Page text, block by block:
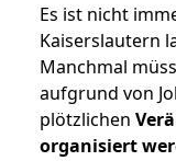
Es ist nicht
Kaiserslautern
Manchmal
aufgrund von
plötzlichen
organisiert